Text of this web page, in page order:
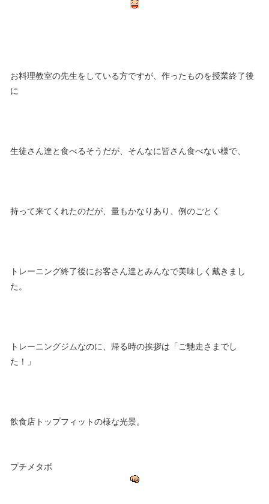
お料理教室の先生をしている方ですが、作ったものを授業終了後
に
生徒さん達と食べるそうだが、そんなに皆さん食べない様で、
持って来てくれたのだが、量もかなりあり、例のごとく
トレーニング終了後にお客さん達とみんなで美味しく戴きまし
た。
トレーニングジムなのに、帰る時の挨拶は「ご馳走さまでし
た！」
飲食店トップフィットの様な光景。
プチメタボ